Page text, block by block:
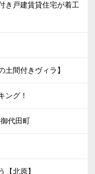
き戸建賃貸住宅が着工
土間付きヴィラ】
ング！
代田町
【北原】